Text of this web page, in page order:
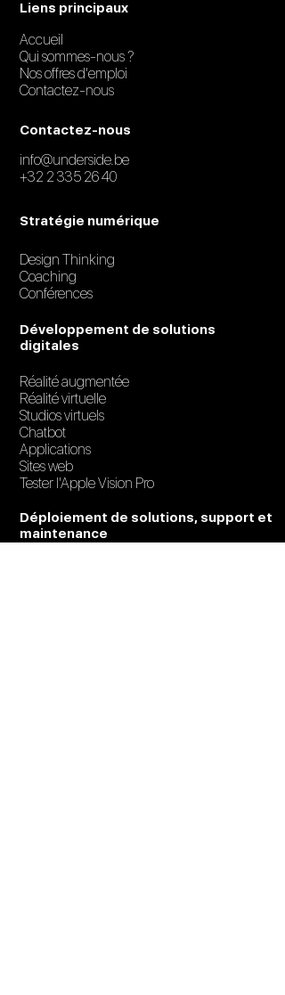
Liens principaux
Accueil
Qui sommes-nous ?
Nos offres d'emploi
Contactez-nous
Contactez-nous
info@underside.be
+32 2 335 26 40
Stratégie numérique
Design Thinking
Coaching
Conférences
Développement de solutions
digitales
Réalité augmentée
Réalité virtuelle
Studios virtuels
Chatbot
Applications
Sites web
Tester l'Apple Vision Pro
Déploiement de solutions, support et
maintenance